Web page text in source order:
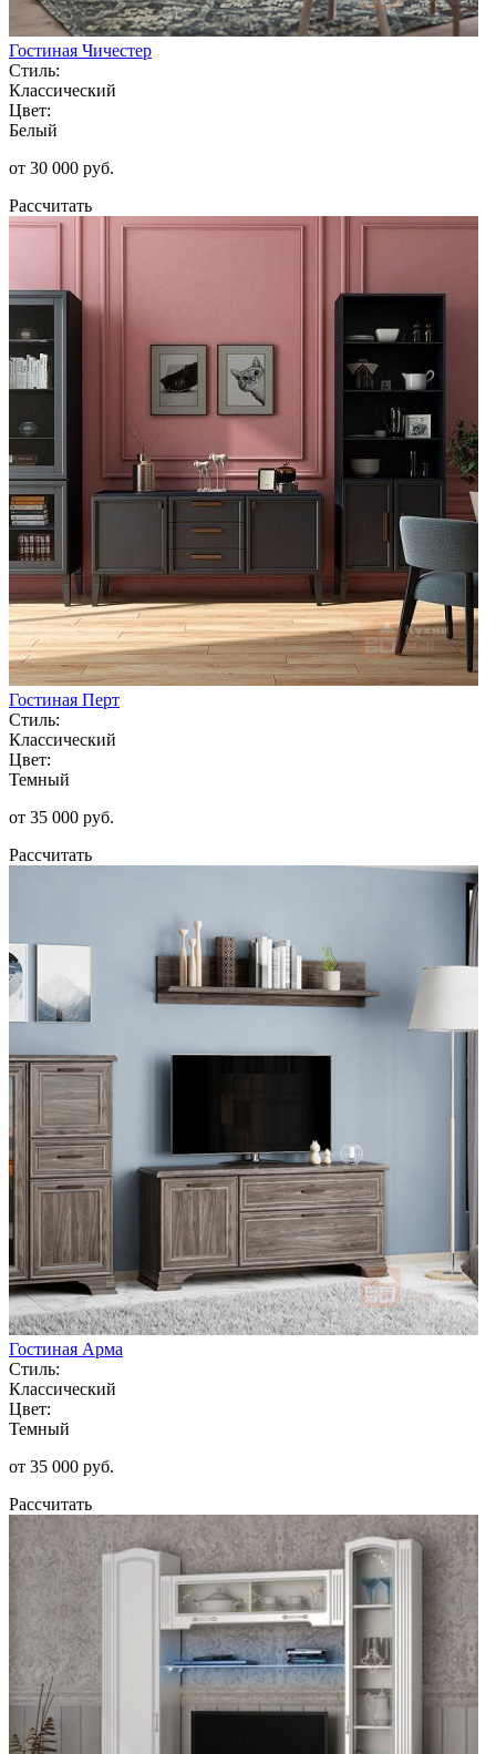
Гостиная Чичестер
Стиль:
Классический
Цвет:
Белый
от 30 000 руб.
Рассчитать
Гостиная Перт
Стиль:
Классический
Цвет:
Темный
от 35 000 руб.
Рассчитать
Гостиная Арма
Стиль:
Классический
Цвет:
Темный
от 35 000 руб.
Рассчитать